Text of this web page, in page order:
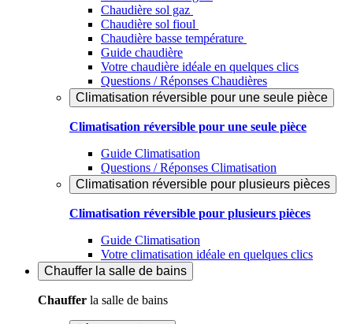
Chaudière sol gaz
Chaudière sol fioul
Chaudière basse température
Guide chaudière
Votre chaudière idéale en quelques clics
Questions / Réponses Chaudières
Climatisation réversible pour une seule pièce
Climatisation réversible pour une seule pièce
Guide Climatisation
Questions / Réponses Climatisation
Climatisation réversible pour plusieurs pièces
Climatisation réversible pour plusieurs pièces
Guide Climatisation
Votre climatisation idéale en quelques clics
Chauffer la salle de bains
Chauffer la salle de bains